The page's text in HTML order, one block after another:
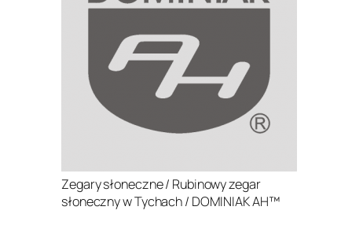
Zegary słoneczne / Rubinowy zegar
słoneczny w Tychach / DOMINIAK AH™